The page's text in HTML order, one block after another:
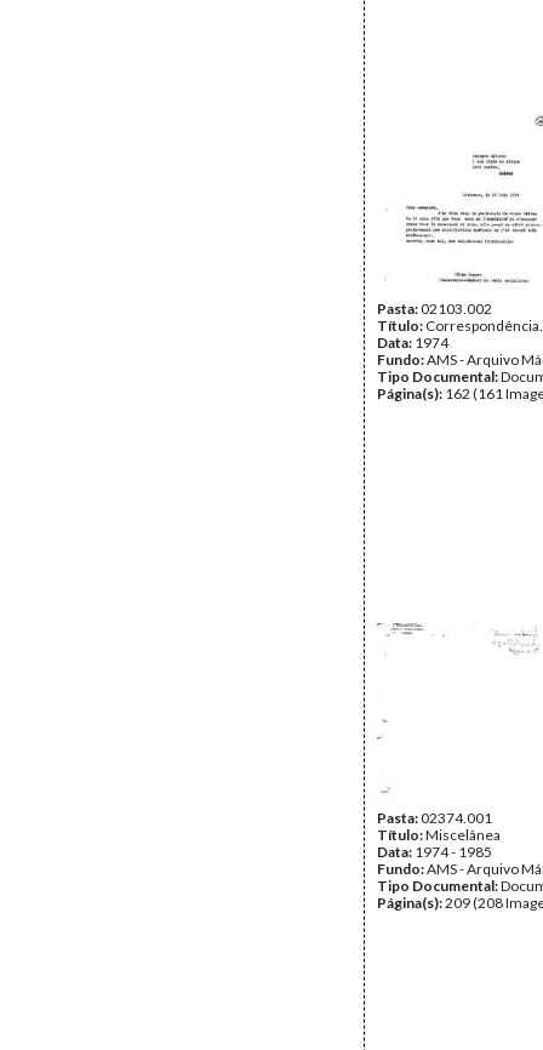
Pasta:02103.002
Título: Correspondência.
Data: 1974
Fundo:AMS - Arquivo
Tipo Documental:
Página(s): 162 (161
Pasta:02374.001
Título:Miscelânea
Data: 1974 - 1985
Fundo:AMS - Arquivo
Tipo Documental:
Página(s):209 (208